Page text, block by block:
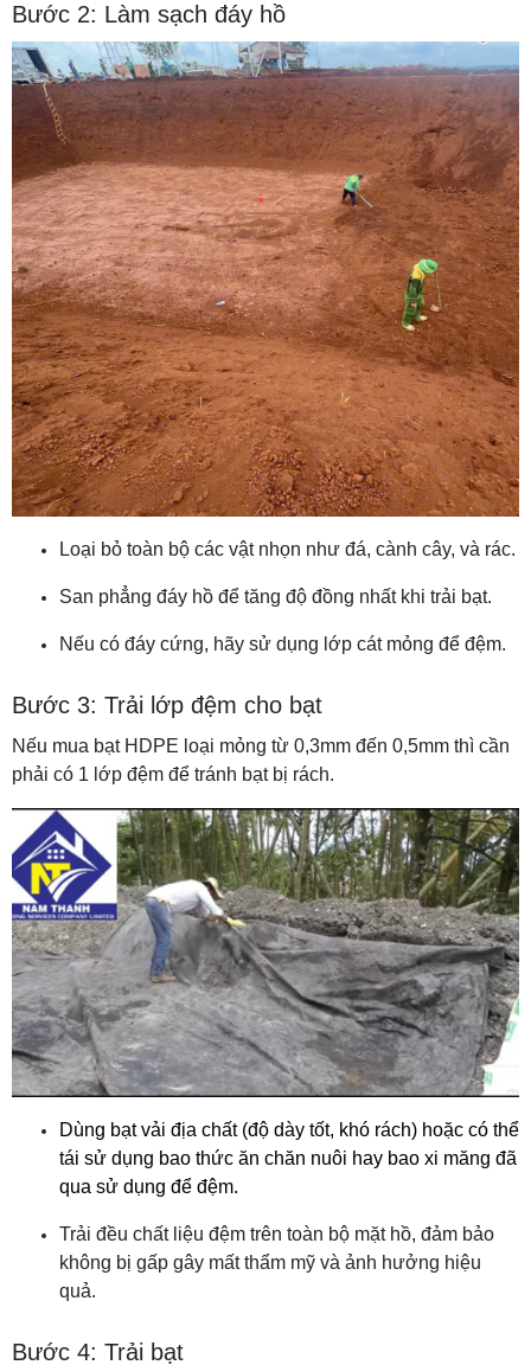
Bước 2: Làm sạch đáy hồ
Loại bỏ toàn bộ các vật nhọn như đá, cành cây, và rác.
San phẳng đáy hồ để tăng độ đồng nhất khi trải bạt.
Nếu có đáy cứng, hãy sử dụng lớp cát mỏng để đệm.
Bước 3: Trải lớp đệm cho bạt
Nếu mua bạt HDPE loại mỏng từ 0,3mm đến 0,5mm thì cần
phải có 1 lớp đệm để tránh bạt bị rách.
Dùng bạt vải địa chất (độ dày tốt, khó rách) hoặc có thể
tái sử dụng bao thức ăn chăn nuôi hay bao xi măng đã
qua sử dụng để đệm.
Trải đều chất liệu đệm trên toàn bộ mặt hồ, đảm bảo
không bị gấp gây mất thẩm mỹ và ảnh hưởng hiệu
quả.
Bước 4: Trải bạt